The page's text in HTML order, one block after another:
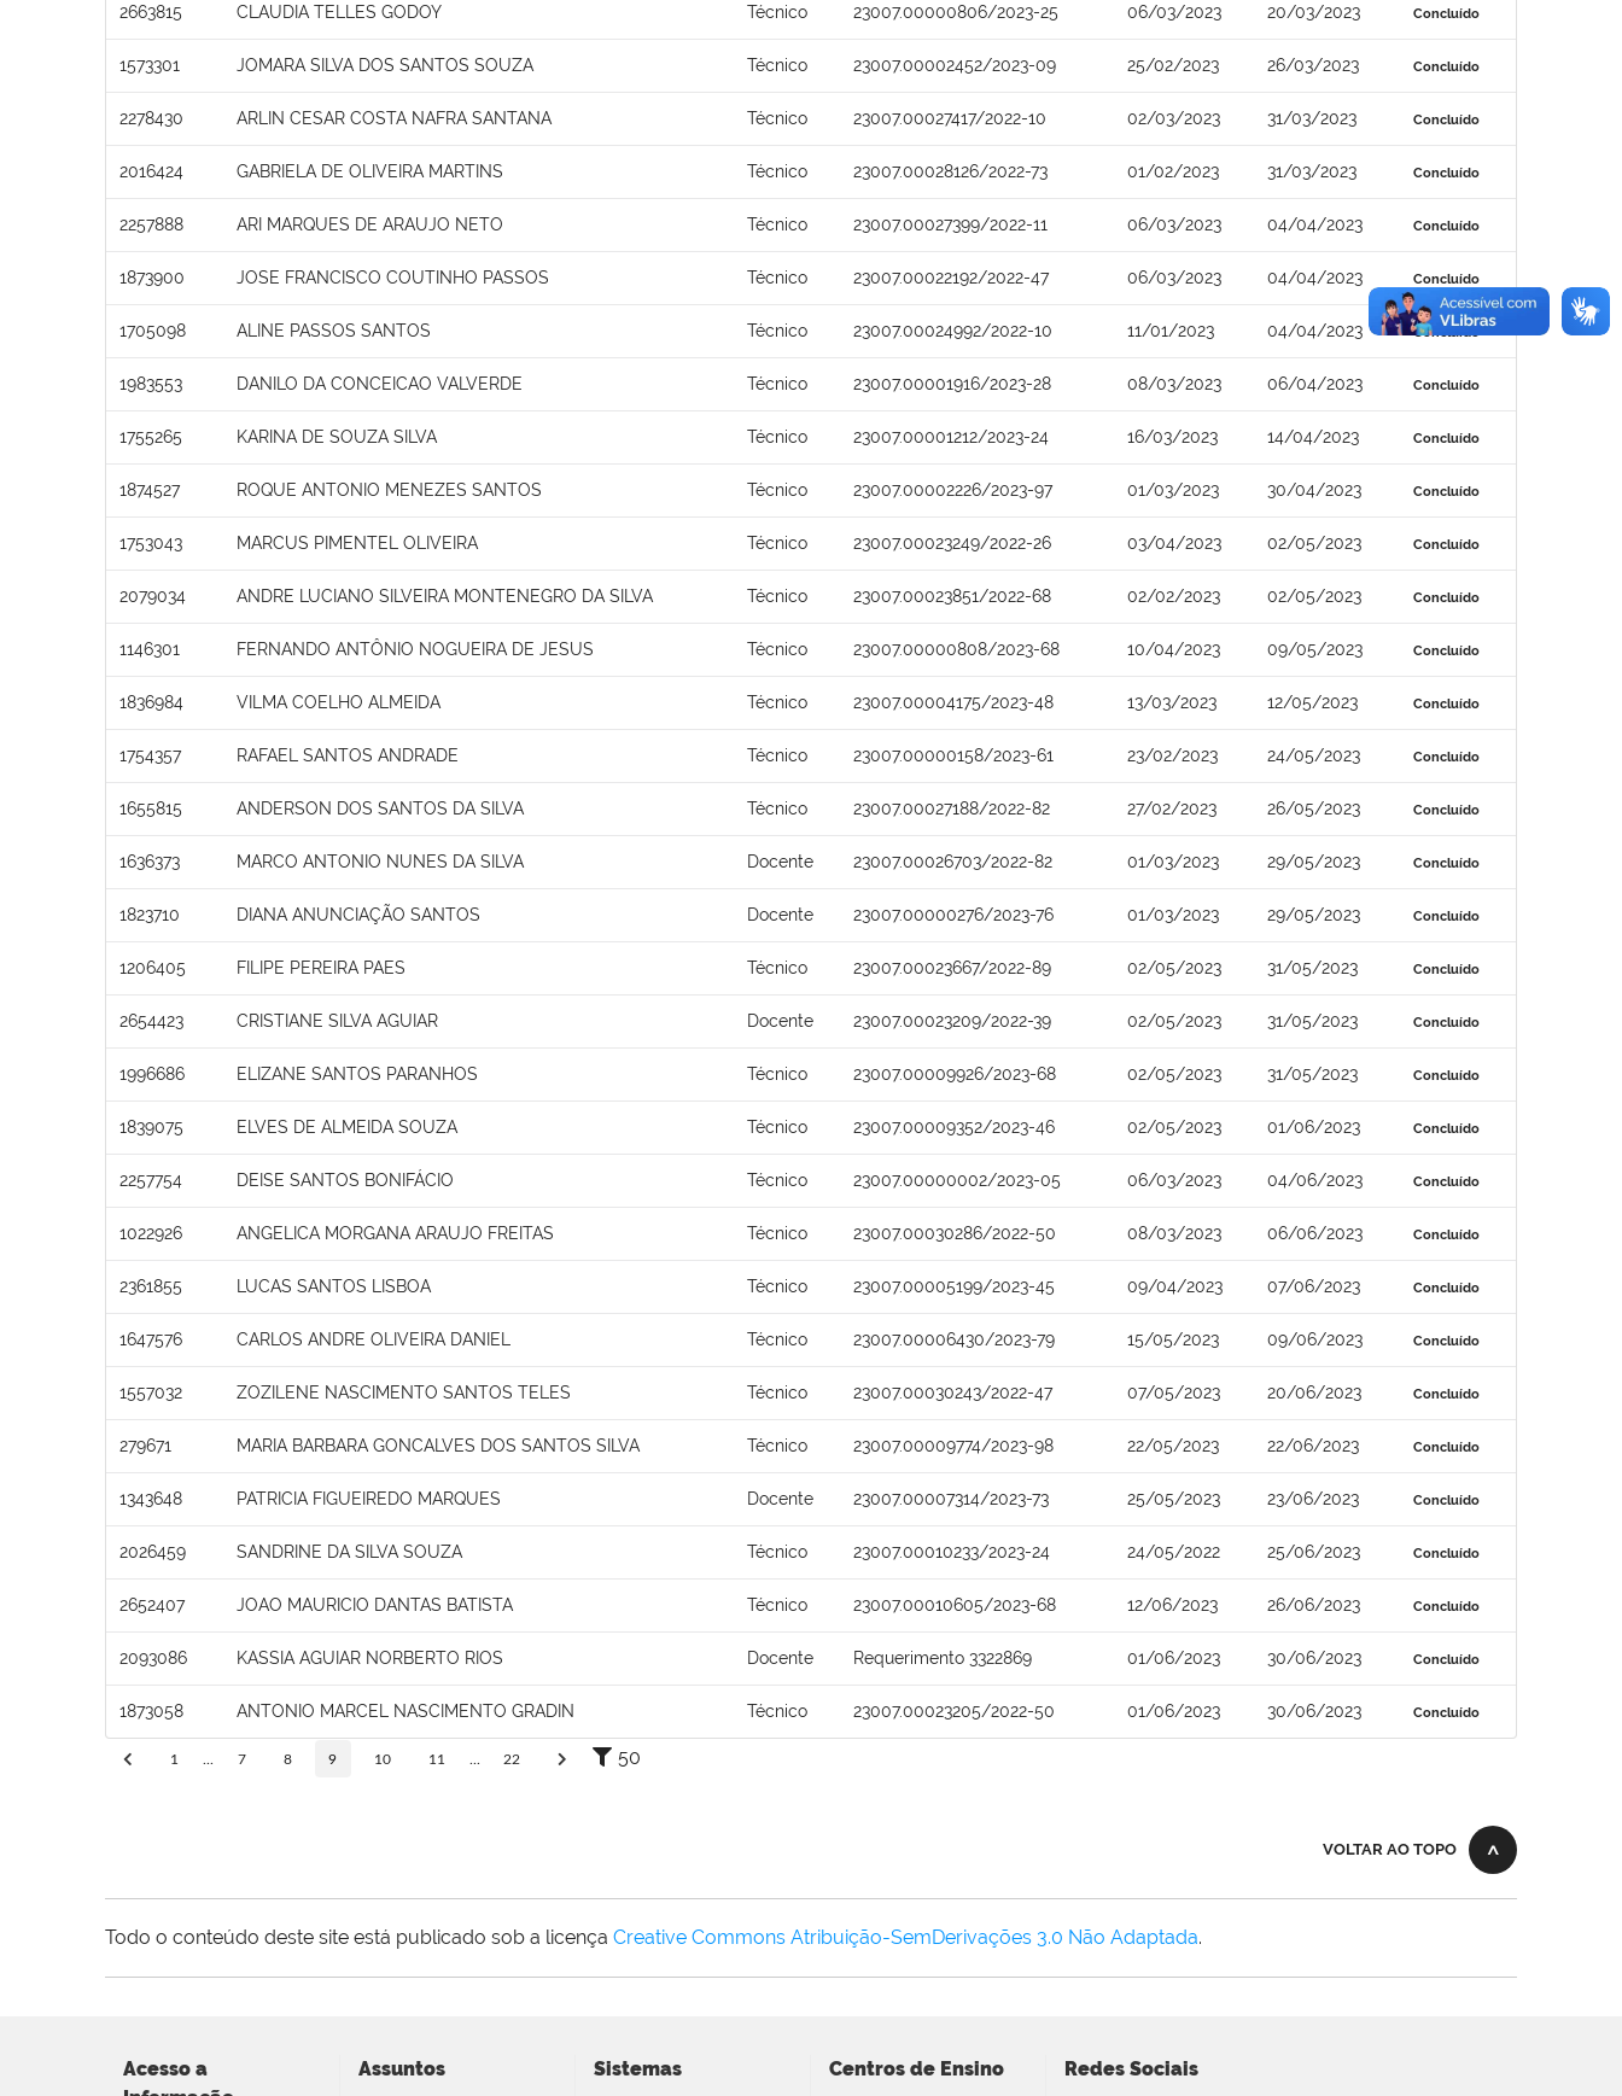
2663815 CLAUDIA TELLES GODOY Técnico 23007.00000806/2023-25 06/03/2023 20/03/2023 Concluído
1573301 JOMARA SILVA DOS SANTOS SOUZA Técnico 23007.00002452/2023-09 25/02/2023 26/03/2023 Concluído
2278430 ARLIN CESAR COSTA NAFRA SANTANA Técnico 23007.00027417/2022-10 02/03/2023 31/03/2023 Concluído
2016424 GABRIELA DE OLIVEIRA MARTINS Técnico 23007.00028126/2022-73 01/02/2023 31/03/2023 Concluído
2257888 ARI MARQUES DE ARAUJO NETO Técnico 23007.00027399/2022-11 06/03/2023 04/04/2023 Concluído
1873900 JOSE FRANCISCO COUTINHO PASSOS Técnico 23007.00022192/2022-47 06/03/2023 04/04/2023 Concluído
1705098 ALINE PASSOS SANTOS Técnico 23007.00024992/2022-10 11/01/2023 04/04/2023 Concluído
1983553 DANILO DA CONCEICAO VALVERDE Técnico 23007.00001916/2023-28 08/03/2023 06/04/2023 Concluído
1755265 KARINA DE SOUZA SILVA Técnico 23007.00001212/2023-24 16/03/2023 14/04/2023 Concluído
1874527 ROQUE ANTONIO MENEZES SANTOS Técnico 23007.00002226/2023-97 01/03/2023 30/04/2023 Concluído
1753043 MARCUS PIMENTEL OLIVEIRA Técnico 23007.00023249/2022-26 03/04/2023 02/05/2023 Concluído
2079034 ANDRE LUCIANO SILVEIRA MONTENEGRO DA SILVA Técnico 23007.00023851/2022-68 02/02/2023 02/05/2023 Concluído
1146301 FERNANDO ANTÔNIO NOGUEIRA DE JESUS Técnico 23007.00000808/2023-68 10/04/2023 09/05/2023 Concluído
1836984 VILMA COELHO ALMEIDA Técnico 23007.00004175/2023-48 13/03/2023 12/05/2023 Concluído
1754357 RAFAEL SANTOS ANDRADE Técnico 23007.00000158/2023-61 23/02/2023 24/05/2023 Concluído
1655815 ANDERSON DOS SANTOS DA SILVA Técnico 23007.00027188/2022-82 27/02/2023 26/05/2023 Concluído
1636373 MARCO ANTONIO NUNES DA SILVA Docente 23007.00026703/2022-82 01/03/2023 29/05/2023 Concluído
1823710 DIANA ANUNCIAÇÃO SANTOS Docente 23007.00000276/2023-76 01/03/2023 29/05/2023 Concluído
1206405 FILIPE PEREIRA PAES Técnico 23007.00023667/2022-89 02/05/2023 31/05/2023 Concluído
2654423 CRISTIANE SILVA AGUIAR Docente 23007.00023209/2022-39 02/05/2023 31/05/2023 Concluído
1996686 ELIZANE SANTOS PARANHOS Técnico 23007.00009926/2023-68 02/05/2023 31/05/2023 Concluído
1839075 ELVES DE ALMEIDA SOUZA Técnico 23007.00009352/2023-46 02/05/2023 01/06/2023 Concluído
2257754 DEISE SANTOS BONIFÁCIO Técnico 23007.00000002/2023-05 06/03/2023 04/06/2023 Concluído
1022926 ANGELICA MORGANA ARAUJO FREITAS Técnico 23007.00030286/2022-50 08/03/2023 06/06/2023 Concluído
2361855 LUCAS SANTOS LISBOA Técnico 23007.00005199/2023-45 09/04/2023 07/06/2023 Concluído
1647576 CARLOS ANDRE OLIVEIRA DANIEL Técnico 23007.00006430/2023-79 15/05/2023 09/06/2023 Concluído
1557032 ZOZILENE NASCIMENTO SANTOS TELES Técnico 23007.00030243/2022-47 07/05/2023 20/06/2023 Concluído
279671 MARIA BARBARA GONCALVES DOS SANTOS SILVA Técnico 23007.00009774/2023-98 22/05/2023 22/06/2023 Concluído
1343648 PATRICIA FIGUEIREDO MARQUES Docente 23007.00007314/2023-73 25/05/2023 23/06/2023 Concluído
2026459 SANDRINE DA SILVA SOUZA Técnico 23007.00010233/2023-24 24/05/2022 25/06/2023 Concluído
2652407 JOAO MAURICIO DANTAS BATISTA Técnico 23007.00010605/2023-68 12/06/2023 26/06/2023 Concluído
2093086 KASSIA AGUIAR NORBERTO RIOS Docente Requerimento 3322869 01/06/2023 30/06/2023 Concluído
1873058 ANTONIO MARCEL NASCIMENTO GRADIN Técnico 23007.00023205/2022-50 01/06/2023 30/06/2023 Concluído
1 7 8 9 10 11 22 50
VOLTAR AO TOPO
Todo o conteúdo deste site está publicado sob a licença Creative Commons Atribuição-SemDerivações 3.0 Não Adaptada.
Acesso a
Assuntos Sistemas Centros de Ensino Redes Sociais